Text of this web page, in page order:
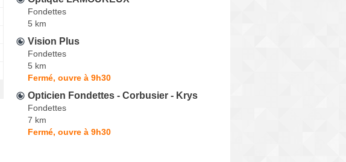
Fondettes
5 km
Vision Plus
Fondettes
5 km
Fermé, ouvre à 9h30
Opticien Fondettes - Corbusier - Krys
Fondettes
7 km
Fermé, ouvre à 9h30